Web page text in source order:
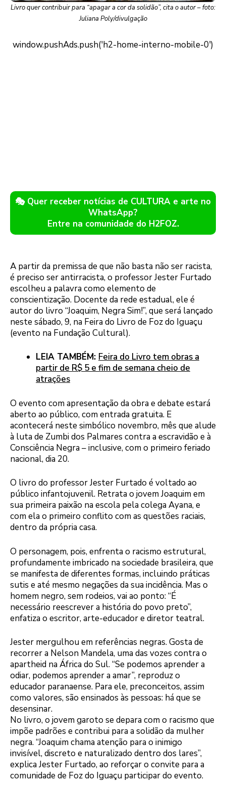
Livro quer contribuir para “apagar a cor da solidão”, cita o autor – foto:
Juliana Poly/divulgação
🎭 Quer receber notícias de CULTURA e arte no
WhatsApp?
Entre na comunidade do H2FOZ.
A partir da premissa de que não basta não ser racista,
é preciso ser antirracista, o professor Jester Furtado
escolheu a palavra como elemento de
conscientização. Docente da rede estadual, ele é
autor do livro “Joaquim, Negra Sim!”, que será lançado
neste sábado, 9, na Feira do Livro de Foz do Iguaçu
(evento na Fundação Cultural).
LEIA TAMBÉM: Feira do Livro tem obras a
partir de R$ 5 e fim de semana cheio de
atrações
O evento com apresentação da obra e debate estará
aberto ao público, com entrada gratuita. E
acontecerá neste simbólico novembro, mês que alude
à luta de Zumbi dos Palmares contra a escravidão e à
Consciência Negra – inclusive, com o primeiro feriado
nacional, dia 20.
O livro do professor Jester Furtado é voltado ao
público infantojuvenil. Retrata o jovem Joaquim em
sua primeira paixão na escola pela colega Ayana, e
com ela o primeiro conflito com as questões raciais,
dentro da própria casa.
O personagem, pois, enfrenta o racismo estrutural,
profundamente imbricado na sociedade brasileira, que
se manifesta de diferentes formas, incluindo práticas
sutis e até mesmo negações da sua incidência. Mas o
homem negro, sem rodeios, vai ao ponto: “É
necessário reescrever a história do povo preto”,
enfatiza o escritor, arte-educador e diretor teatral.
Jester mergulhou em referências negras. Gosta de
recorrer a Nelson Mandela, uma das vozes contra o
apartheid na África do Sul. “Se podemos aprender a
odiar, podemos aprender a amar”, reproduz o
educador paranaense. Para ele, preconceitos, assim
como valores, são ensinados às pessoas: há que se
desensinar.
No livro, o jovem garoto se depara com o racismo que
impõe padrões e contribui para a solidão da mulher
negra. “Joaquim chama atenção para o inimigo
invisível, discreto e naturalizado dentro dos lares”,
explica Jester Furtado, ao reforçar o convite para a
comunidade de Foz do Iguaçu participar do evento.